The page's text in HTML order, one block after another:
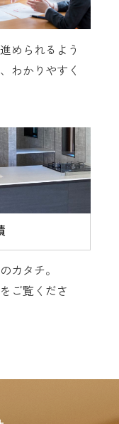
められるよう
わかりやすく
カタチ。
ご覧くださ